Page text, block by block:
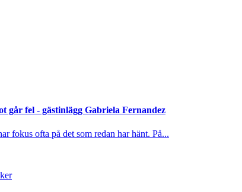
går fel - gästinlägg Gabriela Fernandez
fokus ofta på det som redan har hänt. På...